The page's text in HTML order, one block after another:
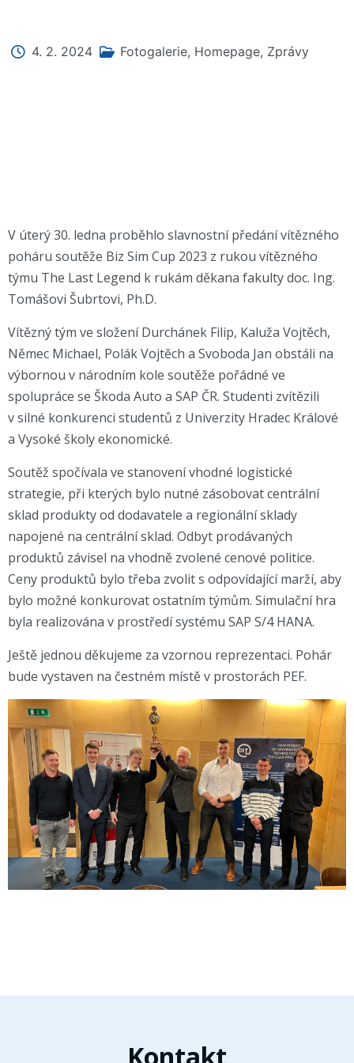
4. 2. 2024 Fotogalerie, Homepage, Zprávy
V úterý 30. ledna proběhlo slavnostní předání vítězného
poháru soutěže Biz Sim Cup 2023 z rukou vítězného
týmu The Last Legend k rukám děkana fakulty doc. Ing.
Tomášovi Šubrtovi, Ph.D.
Vítězný tým ve složení Durchánek Filip, Kaluža Vojtěch,
Němec Michael, Polák Vojtěch a Svoboda Jan obstáli na
výbornou v národním kole soutěže pořádné ve
spolupráce se Škoda Auto a SAP ČR. Studenti zvítězili
v silné konkurenci studentů z Univerzity Hradec Králové
a Vysoké školy ekonomické.
Soutěž spočívala ve stanovení vhodné logistické
strategie, při kterých bylo nutné zásobovat centrální
sklad produkty od dodavatele a regionální sklady
napojené na centrální sklad. Odbyt prodávaných
produktů závisel na vhodně zvolené cenové politice.
Ceny produktů bylo třeba zvolit s odpovídající marží, aby
bylo možné konkurovat ostatním týmům. Simulační hra
byla realizována v prostředí systému SAP S/4 HANA.
Ještě jednou děkujeme za vzornou reprezentaci. Pohár
bude vystaven na čestném místě v prostorách PEF.
Kontakt